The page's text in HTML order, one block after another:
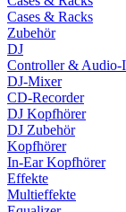
Cases & Racks
Zubehör
DJ
Controller & Audio-
DJ-Mixer
CD-Recorder
DJ Kopfhörer
DJ Zubehör
Kopfhörer
In-Ear Kopfhörer
Effekte
Multieffekte